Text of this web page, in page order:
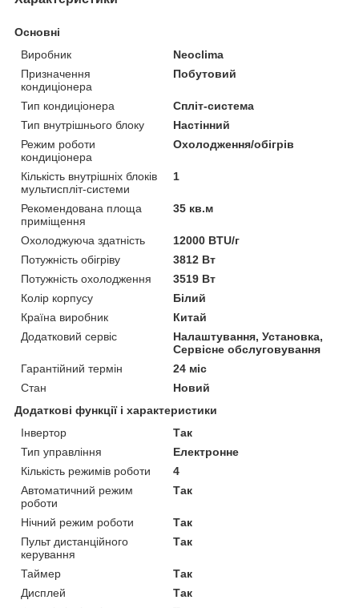
Основні
Виробник
Neoclima
Призначення
кондиціонера
Побутовий
Тип кондиціонера
Спліт-система
Тип внутрішнього блоку
Настінний
Режим роботи
кондиціонера
Охолодження/обігрів
Кількість внутрішніх блоків
мультиспліт-системи
1
Рекомендована площа
приміщення
35 кв.м
Охолоджуюча здатність
12000 BTU/г
Потужність обігріву
3812 Вт
Потужність охолодження
3519 Вт
Колір корпусу
Білий
Країна виробник
Китай
Додатковий сервіс
Налаштування, Установка,
Сервісне обслуговування
Гарантійний термін
24 міс
Стан
Новий
Додаткові функції і характеристики
Інвертор
Так
Тип управління
Електронне
Кількість режимів роботи
4
Автоматичний режим
роботи
Так
Нічний режим роботи
Так
Пульт дистанційного
керування
Так
Таймер
Так
Дисплей
Так